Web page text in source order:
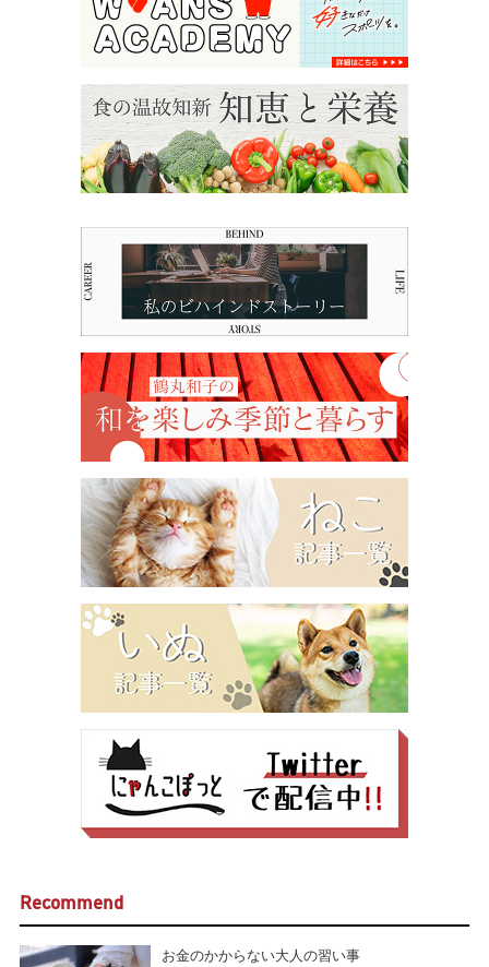
Recommend
お金のかからない大人の習い事